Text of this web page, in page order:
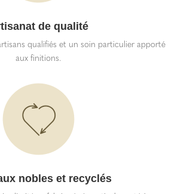
de qualité
qualifiés et un soin particulier apporté
aux finitions.
nobles et recyclés